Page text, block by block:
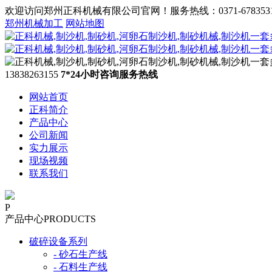
欢迎访问郑州正科机械有限公司官网！服务热线：0371-
郑州机械加工 网站地图
13838263155 7*24小时咨询服务热线
网站首页
正科简介
产品中心
公司新闻
实力展示
现场视频
联系我们
P
产品中心PRODUCTS
破碎设备系列
- 砂石生产线
- 石料生产线